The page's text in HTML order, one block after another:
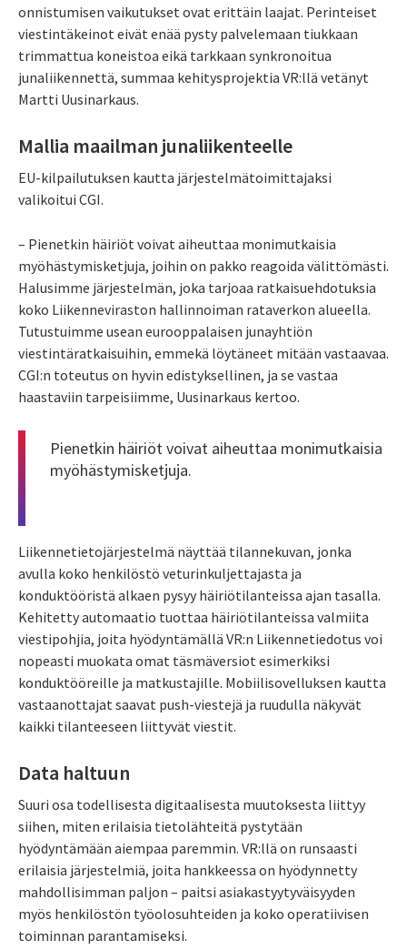
onnistumisen vaikutukset ovat erittäin laajat. Perinteiset
viestintäkeinot eivät enää pysty palvelemaan tiukkaan
trimmattua koneistoa eikä tarkkaan synkronoitua
junaliikennettä, summaa kehitysprojektia VR:llä vetänyt
Martti Uusinarkaus.
Mallia maailman junaliikenteelle
EU-kilpailutuksen kautta järjestelmätoimittajaksi
valikoitui CGI.
– Pienetkin häiriöt voivat aiheuttaa monimutkaisia
myöhästymisketjuja, joihin on pakko reagoida välittömästi.
Halusimme järjestelmän, joka tarjoaa ratkaisuehdotuksia
koko Liikenneviraston hallinnoiman rataverkon alueella.
Tutustuimme usean eurooppalaisen junayhtiön
viestintäratkaisuihin, emmekä löytäneet mitään vastaavaa.
CGI:n toteutus on hyvin edistyksellinen, ja se vastaa
haastaviin tarpeisiimme, Uusinarkaus kertoo.
Pienetkin häiriöt voivat aiheuttaa monimutkaisia
myöhästymisketjuja.
Liikennetietojärjestelmä näyttää tilannekuvan, jonka
avulla koko henkilöstö veturinkuljettajasta ja
konduktööristä alkaen pysyy häiriötilanteissa ajan tasalla.
Kehitetty automaatio tuottaa häiriötilanteissa valmiita
viestipohjia, joita hyödyntämällä VR:n Liikennetiedotus voi
nopeasti muokata omat täsmäversiot esimerkiksi
konduktööreille ja matkustajille. Mobiilisovelluksen kautta
vastaanottajat saavat push-viestejä ja ruudulla näkyvät
kaikki tilanteeseen liittyvät viestit.
Data haltuun
Suuri osa todellisesta digitaalisesta muutoksesta liittyy
siihen, miten erilaisia tietolähteitä pystytään
hyödyntämään aiempaa paremmin. VR:llä on runsaasti
erilaisia järjestelmiä, joita hankkeessa on hyödynnetty
mahdollisimman paljon – paitsi asiakastyytyväisyyden
myös henkilöstön työolosuhteiden ja koko operatiivisen
toiminnan parantamiseksi.